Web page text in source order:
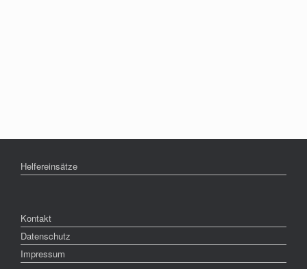
Helfereinsätze
Kontakt
Datenschutz
Impressum